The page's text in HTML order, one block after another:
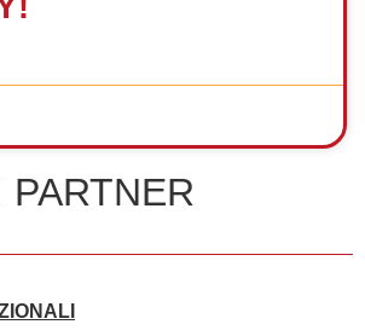
PARTNER